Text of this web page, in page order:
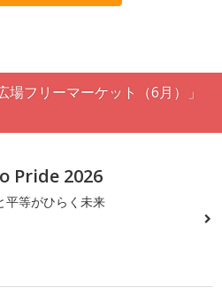
場フリーマーケット（6月）」
Pride 2026
平等がひらく未来